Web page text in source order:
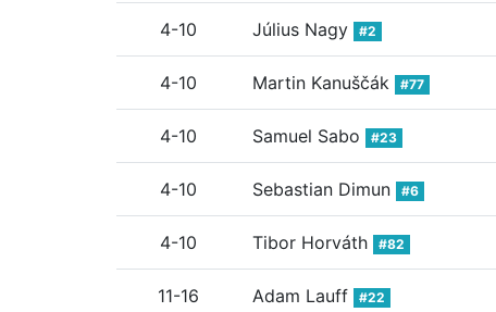
4-10 Július Nagy #2
4-10 Martin Kanuščák #77
4-10 Samuel Sabo #23
4-10 Sebastian Dimun #6
4-10 Tibor Horváth #82
11-16 Adam Lauff #22